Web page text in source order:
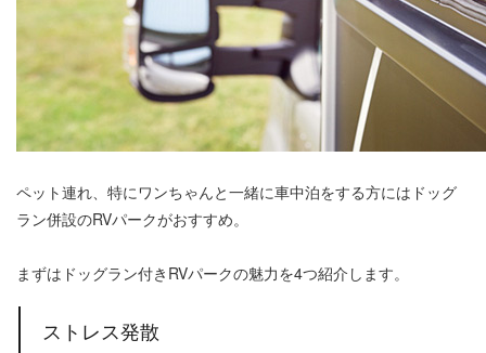
ペット連れ、特にワンちゃんと一緒に車中泊をする方にはドッグ
ラン併設のRVパークがおすすめ。
まずはドッグラン付きRVパークの魅力を4つ紹介します。
ストレス発散